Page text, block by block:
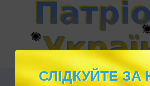
СЛІДКУЙТЕ ЗА